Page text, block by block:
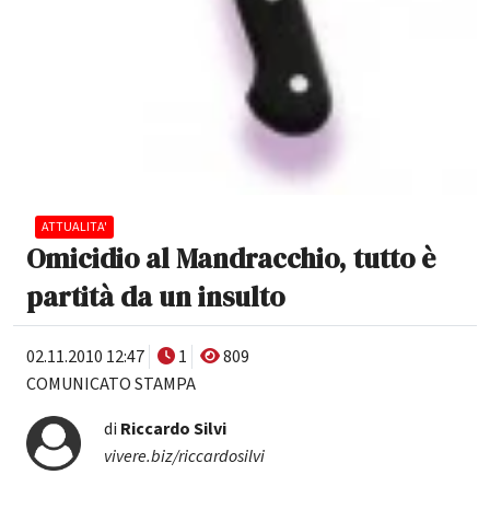
ATTUALITA'
Omicidio al Mandracchio, tutto è
partità da un insulto
02.11.2010 12:47 1
809
COMUNICATO STAMPA
di Riccardo Silvi
vivere.biz/riccardosilvi